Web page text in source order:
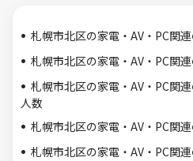
札幌市北区の家電・AV・PC関
札幌市北区の家電・AV・PC関
札幌市北区の家電・AV・PC関
人数
札幌市北区の家電・AV・PC関
札幌市北区の家電・AV・PC関